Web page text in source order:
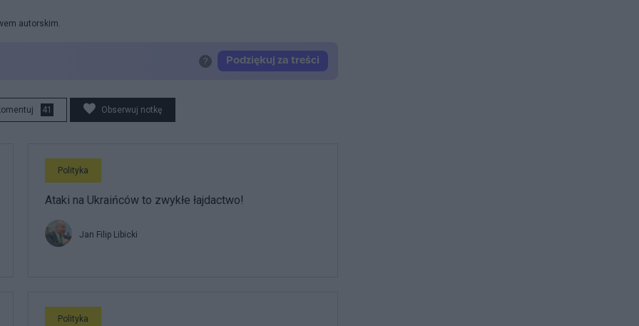
autorskim.
41 Obserwuj notkę
Polityka
Ataki na Ukraińców to zwykłe łajdactwo!
Jan Filip Libicki
Polityka